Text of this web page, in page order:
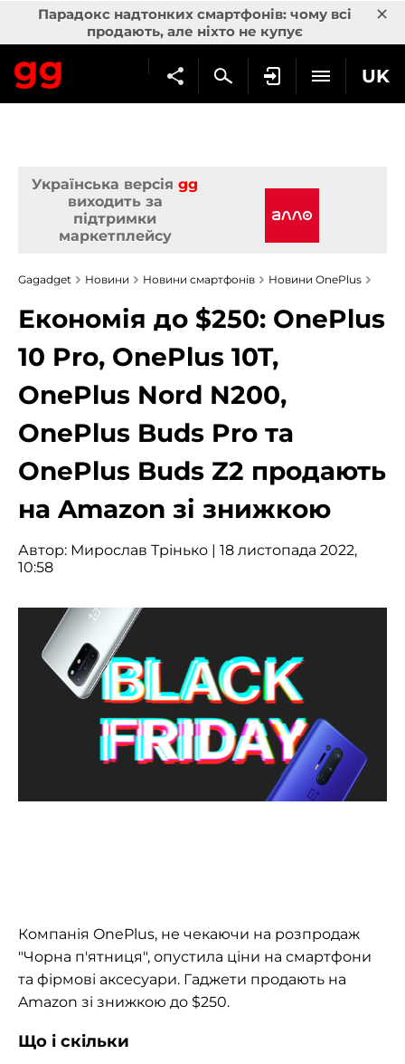
Парадокс надтонких смартфонів: чому всі
продають, але ніхто не купує
×
UK
Українська версія gg
виходить за
підтримки
маркетплейсу
Gagadget Новини Новини смартфонів Новини OnePlus
Економія до $250: OnePlus
10 Pro, OnePlus 10T,
OnePlus Nord N200,
OnePlus Buds Pro та
OnePlus Buds Z2 продають
на Amazon зі знижкою
Автор: Мирослав Трінько | 18 листопада 2022,
10:58
Компанія OnePlus, не чекаючи на розпродаж
"Чорна п'ятниця", опустила ціни на смартфони
та фірмові аксесуари. Гаджети продають на
Amazon зі знижкою до $250.
Що і скільки